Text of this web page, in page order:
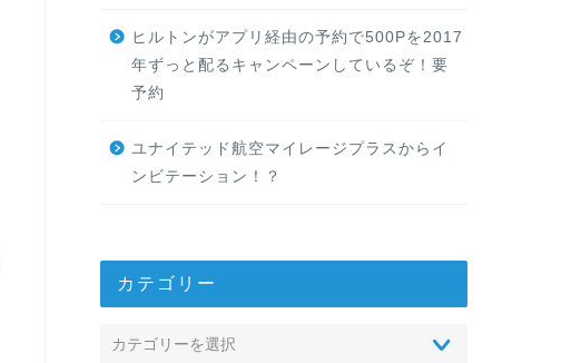
ヒルトンがアプリ経由の予約で500Pを2017
年ずっと配るキャンペーンしているぞ！要
予約
ユナイテッド航空マイレージプラスからイ
ンビテーション！？
カテゴリー